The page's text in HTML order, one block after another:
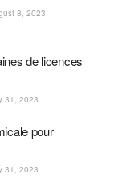
8, 2023
de licences
31, 2023
pour
31, 2023